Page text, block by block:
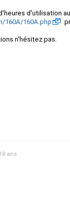
d'utilisation
160A/160A.php
n'hésitez pas.
ans